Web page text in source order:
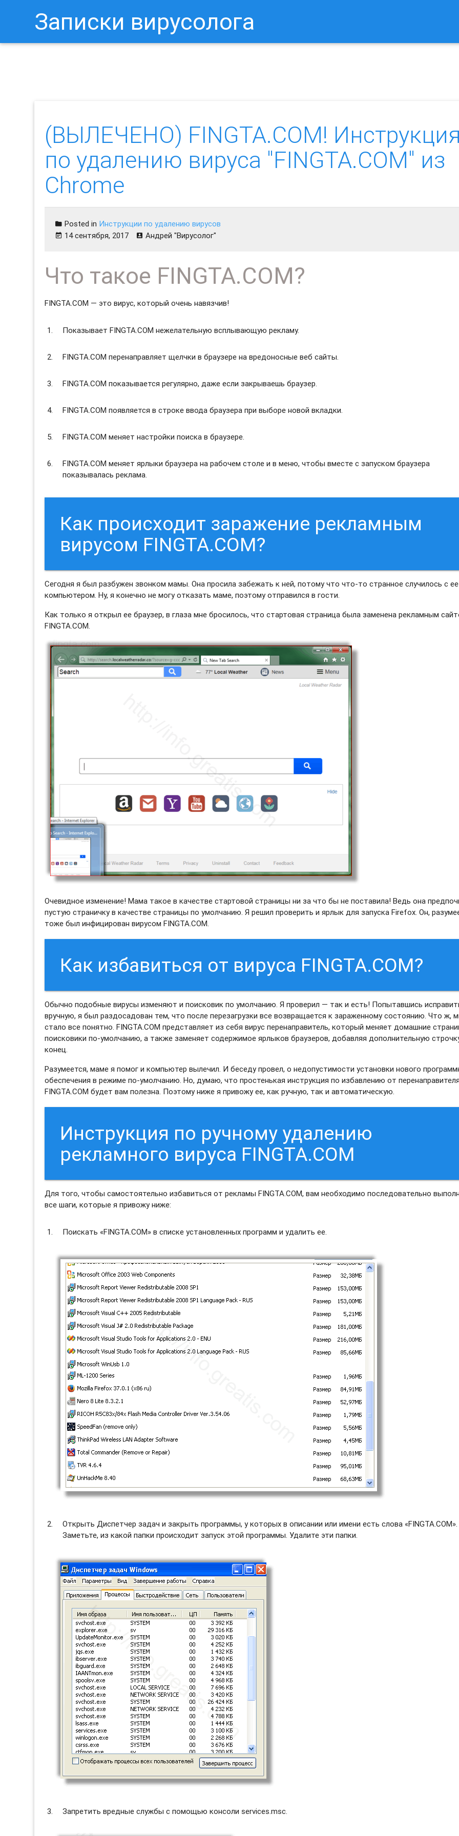
Записки вирусолога
(ВЫЛЕЧЕНО) FINGTA.COM!
по удалению вируса "FINGTA.COM" из
Chrome
Posted in Инструкции по удалению вирусов
14 сентября, 2017
Андрей "Вирусолог"
Что такое FINGTA.COM?
FINGTA.COM — это вирус, который очень навязчив!
Показывает FINGTA.COM нежелательную всплывающую рекламу.
FINGTA.COM перенаправляет щелчки в браузере на вредоносные веб сайты.
FINGTA.COM показывается регулярно, даже если закрываешь браузер.
FINGTA.COM появляется в строке ввода браузера при выборе новой вкладки.
FINGTA.COM меняет настройки поиска в браузере.
FINGTA.COM меняет ярлыки браузера на рабочем столе и в меню, чтобы вместе с запуском браузера
показывалась реклама.
Как происходит заражение рекламным
вирусом FINGTA.COM?
Сегодня я был разбужен звонком мамы. Она просила забежать к ней, потому что что-то странное случилось с ее
компьютером. Ну, я конечно не могу отказать маме, поэтому отправился в гости.
Как только я открыл ее браузер, в глаза мне бросилось, что стартовая страница была заменена рекламным
FINGTA.COM.
Очевидное изменение! Мама такое в качестве стартовой страницы ни за что бы не поставила! Ведь она
пустую страничку в качестве страницы по умолчанию. Я решил проверить и ярлык для запуска Firefox. Он,
тоже был инфицирован вирусом FINGTA.COM.
Как избавиться от вируса FINGTA.COM?
Обычно подобные вирусы изменяют и поисковик по умолчанию. Я проверил — так и есть! Попытавшись
вручную, я был раздосадован тем, что после перезагрузки все возвращается к зараженному состоянию. Что ж,
стало все понятно. FINGTA.COM представляет из себя вирус перенаправитель, который меняет домашние
поисковики по-умолчанию, а также заменяет содержимое ярлыков браузеров, добавляя дополнительную
конец.
Разумеется, маме я помог и компьютер вылечил. И беседу провел, о недопустимости установки нового
обеспечения в режиме по-умолчанию. Но, думаю, что простенькая инструкция по избавлению от
FINGTA.COM будет вам полезна. Поэтому ниже я привожу ее, как ручную, так и автоматическую.
Инструкция по ручному удалению
рекламного вируса FINGTA.COM
Для того, чтобы самостоятельно избавиться от рекламы FINGTA.COM, вам необходимо последовательно
все шаги, которые я привожу ниже:
Поискать «FINGTA.COM» в списке установленных программ и удалить ее.
Открыть Диспетчер задач и закрыть программы, у которых в описании или имени есть слова «FINGTA.COM».
Заметьте, из какой папки происходит запуск этой программы. Удалите эти папки.
Запретить вредные службы с помощью консоли services.msc.